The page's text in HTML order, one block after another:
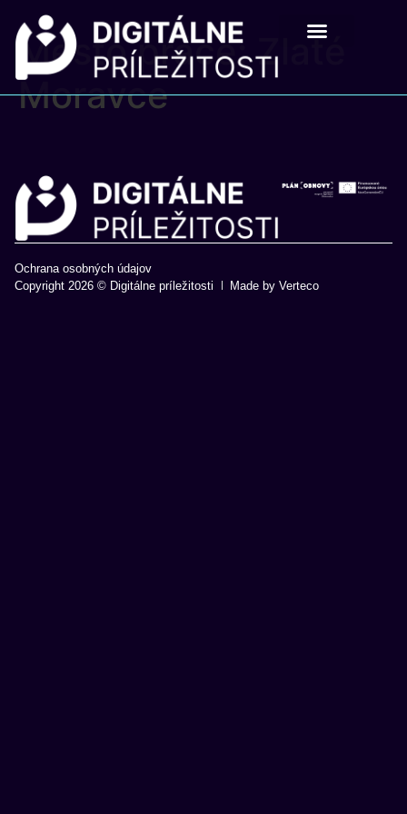
Mesto práce:Zlaté
Moravce
Copyright 2026 © Digitálne príležitosti Made by Verteco
Ochrana osobných údajov